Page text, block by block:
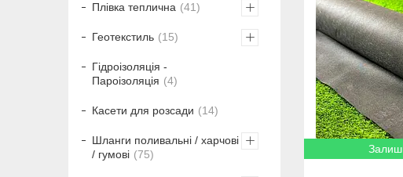
Плівка теплична 41
Геотекстиль 15
Гідроізоляція -
Пароізоляція
4
Касети для розсади 14
Шланги поливальні / харчові
/ гумові
75